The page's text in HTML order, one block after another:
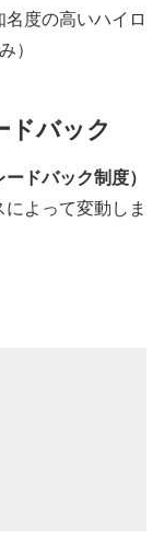
度の高いハイロ
）
ドバック
ドバック制度）
よって変動しま